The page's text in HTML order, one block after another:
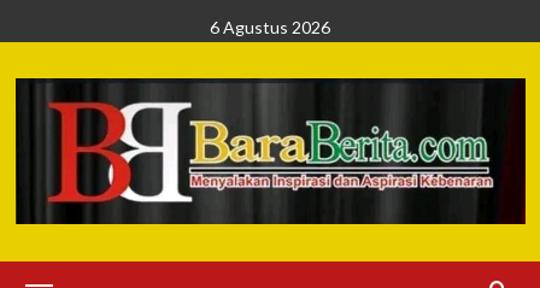
to
content
6 Agustus 2026